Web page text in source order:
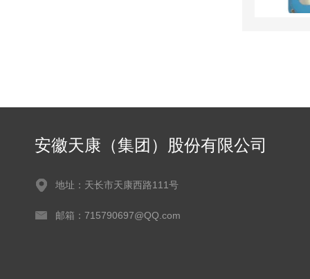
安徽天康（集团）股份有限公司
地址：天长市天康西路111号
邮箱：715790697@QQ.com